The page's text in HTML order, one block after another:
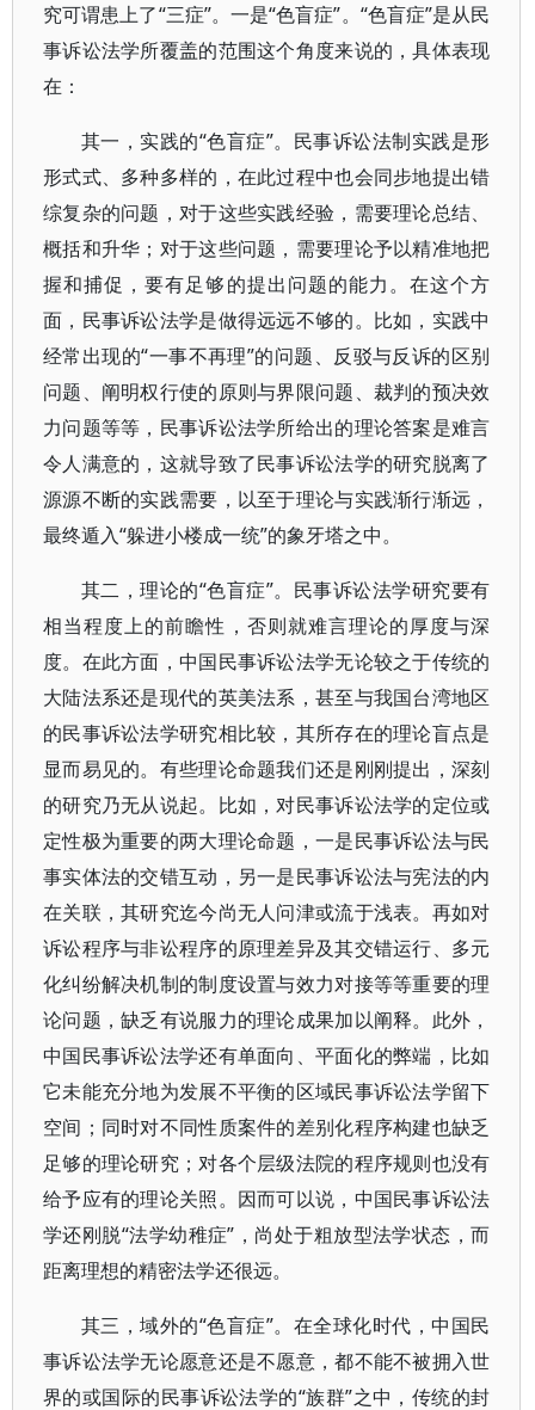
究可谓患上了“三症”。一是“色盲症”。“色盲症”是从民
事诉讼法学所覆盖的范围这个角度来说的，具体表现
在：
其一，实践的“色盲症”。民事诉讼法制实践是形
形式式、多种多样的，在此过程中也会同步地提出错
综复杂的问题，对于这些实践经验，需要理论总结、
概括和升华；对于这些问题，需要理论予以精准地把
握和捕促，要有足够的提出问题的能力。在这个方
面，民事诉讼法学是做得远远不够的。比如，实践中
经常出现的“一事不再理”的问题、反驳与反诉的区别
问题、阐明权行使的原则与界限问题、裁判的预决效
力问题等等，民事诉讼法学所给出的理论答案是难言
令人满意的，这就导致了民事诉讼法学的研究脱离了
源源不断的实践需要，以至于理论与实践渐行渐远，
最终遁入“躲进小楼成一统”的象牙塔之中。
其二，理论的“色盲症”。民事诉讼法学研究要有
相当程度上的前瞻性，否则就难言理论的厚度与深
度。在此方面，中国民事诉讼法学无论较之于传统的
大陆法系还是现代的英美法系，甚至与我国台湾地区
的民事诉讼法学研究相比较，其所存在的理论盲点是
显而易见的。有些理论命题我们还是刚刚提出，深刻
的研究乃无从说起。比如，对民事诉讼法学的定位或
定性极为重要的两大理论命题，一是民事诉讼法与民
事实体法的交错互动，另一是民事诉讼法与宪法的内
在关联，其研究迄今尚无人问津或流于浅表。再如对
诉讼程序与非讼程序的原理差异及其交错运行、多元
化纠纷解决机制的制度设置与效力对接等等重要的理
论问题，缺乏有说服力的理论成果加以阐释。此外，
中国民事诉讼法学还有单面向、平面化的弊端，比如
它未能充分地为发展不平衡的区域民事诉讼法学留下
空间；同时对不同性质案件的差别化程序构建也缺乏
足够的理论研究；对各个层级法院的程序规则也没有
给予应有的理论关照。因而可以说，中国民事诉讼法
学还刚脱“法学幼稚症”，尚处于粗放型法学状态，而
距离理想的精密法学还很远。
其三，域外的“色盲症”。在全球化时代，中国民
事诉讼法学无论愿意还是不愿意，都不能不被拥入世
界的或国际的民事诉讼法学的“族群”之中，传统的封